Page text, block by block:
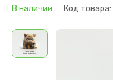
В наличии Код товара: